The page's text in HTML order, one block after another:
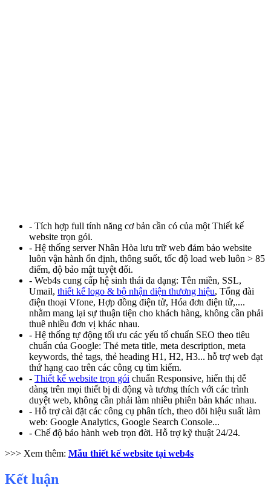
- Tích hợp full tính năng cơ bản cần có của một Thiết kế
website trọn gói.
- Hệ thống server Nhân Hòa lưu trữ web đảm bảo website
luôn vận hành ổn định, thông suốt, tốc độ load web luôn > 85
điểm, độ bảo mật tuyệt đối.
- Web4s cung cấp hệ sinh thái đa dạng: Tên miền, SSL,
Umail, thiết kế logo & bộ nhận diện thương hiệu, Tổng đài
điện thoại Vfone, Hợp đồng điện tử, Hóa đơn điện tử,....
nhằm mang lại sự thuận tiện cho khách hàng, không cần phải
thuê nhiều đơn vị khác nhau.
- Hệ thống tự động tối ưu các yếu tố chuẩn SEO theo tiêu
chuẩn của Google: Thẻ meta title, meta description, meta
keywords, thẻ tags, thẻ heading H1, H2, H3... hỗ trợ web đạt
thứ hạng cao trên các công cụ tìm kiếm.
- Thiết kế website trọn gói chuẩn Responsive, hiển thị dễ
dàng trên mọi thiết bị di động và tương thích với các trình
duyệt web, không cần phải làm nhiều phiên bản khác nhau.
- Hỗ trợ cài đặt các công cụ phân tích, theo dõi hiệu suất làm
web: Google Analytics, Google Search Console...
- Chế độ bảo hành web trọn đời. Hỗ trợ kỹ thuật 24/24.
>>> Xem thêm: Mẫu thiết kế website tại web4s
Kết luận